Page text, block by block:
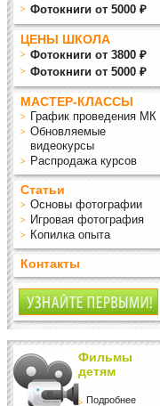
Фотокниги от 5000 ₽
ЦЕНЫ ШКОЛА
Фотокниги от 3800 ₽
Фотокниги от 5000 ₽
МАСТЕР-КЛАССЫ
График проведения МК
Обновляемые
видеокурсы
Распродажа курсов
Статьи
Основы фотографии
Игровая фотография
Копилка опыта
Контакты
Фильмы
детям
Подробнее